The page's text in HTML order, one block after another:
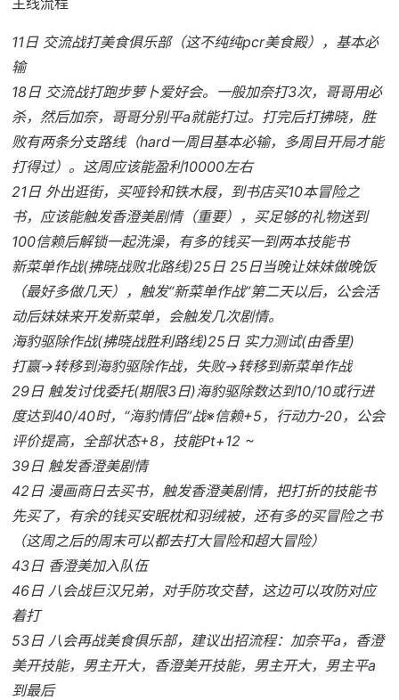
11日 交流战打美食俱乐部（这不纯纯pcr美食殿），基本必
输
18日 交流战打跑步萝卜爱好会。一般加奈打3次，哥哥用必
杀，然后加奈，哥哥分别平a就能打过。打完后打拂晓，胜
败有两条分支路线（hard一周目基本必输，多周目开局才能
打得过）。这周应该能盈利10000左右
21日 外出逛街，买哑铃和铁木屐，到书店买10本冒险之
书，应该能触发香澄美剧情（重要），买足够的礼物送到
100信赖后解锁一起洗澡，有多的钱买一到两本技能书
新菜单作战(拂晓战败北路线)25日 25日当晚让妹妹做晚饭
（最好多做几天），触发“新菜单作战”第二天以后，公会活
动后妹妹来开发新菜单，会触发几次剧情。
海豹驱除作战(拂晓战胜利路线)25日 实力测试(由香里)
打赢→转移到海豹驱除作战，失败→转移到新菜单作战
29日 触发讨伐委托(期限3日)海豹驱除数达到10/10或行进
度达到40/40时，“海豹情侣”战※信赖+5，行动力-20，公会
评价提高，全部状态+8，技能Pt+12 ~
39日 触发香澄美剧情
42日 漫画商日去买书，触发香澄美剧情，把打折的技能书
先买了，有余的钱买安眠枕和羽绒被，还有多的买冒险之书
（这周之后的周末可以都去打大冒险和超大冒险）
43日 香澄美加入队伍
46日 八会战巨汉兄弟，对手防攻交替，这边可以攻防对应
着打
53日 八会再战美食俱乐部，建议出招流程：加奈平a，香澄
美开技能，男主开大，香澄美开技能，男主开大，男主平a
到最后